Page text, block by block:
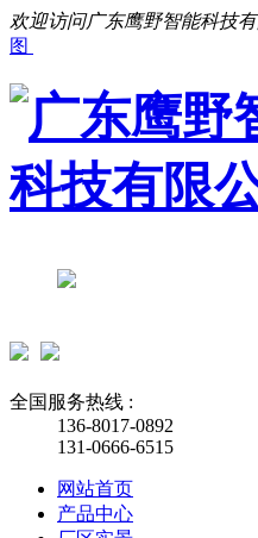
欢迎访问广东鹰野智能科技
图
全国服务热线 :
136-8017-0892
131-0666-6515
网站首页
产品中心